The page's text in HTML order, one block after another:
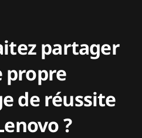
partager
propre
de réussite
?